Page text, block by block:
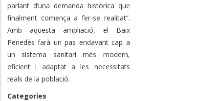
parlant d’una demanda històrica que
finalment comença a fer-se realitat”.
Amb aquesta ampliació, el Baix
Penedès farà un pas endavant cap a
un sistema sanitari més modern,
eficient i adaptat a les necessitats
reals de la població.
Categories